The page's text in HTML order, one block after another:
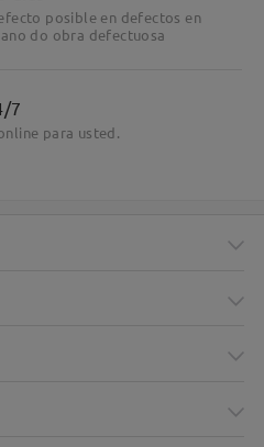
posible en defectos en
do obra defectuosa
7
para usted.